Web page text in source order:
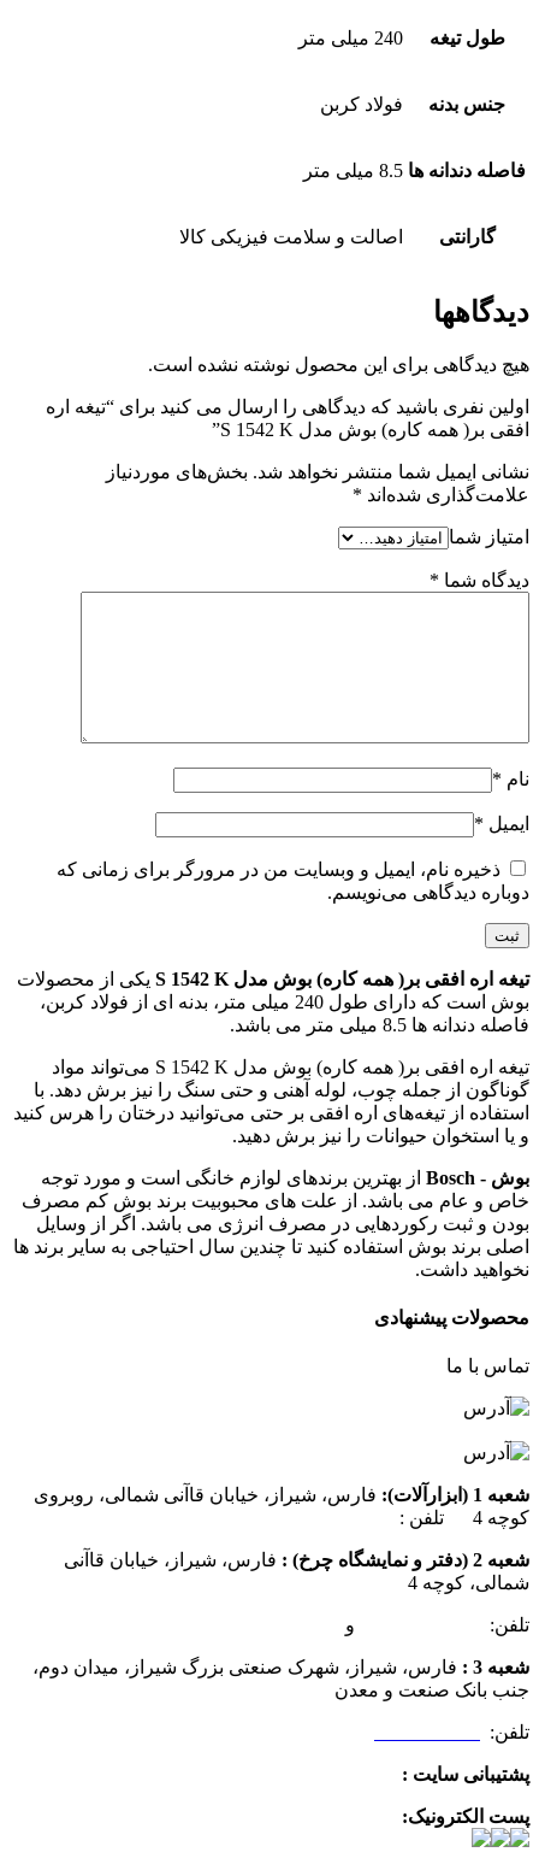
طول تیغه 240 میلی متر
جنس بدنه فولاد کربن
فاصله دندانه ها 8.5 میلی متر
گارانتی اصالت و سلامت فیزیکی کالا
دیدگاهها
هیچ دیدگاهی برای این محصول نوشته نشده است.
اولین نفری باشید که دیدگاهی را ارسال می کنید برای “تیغه اره
افقی بر( همه کاره) بوش مدل S 1542 K”
نشانی ایمیل شما منتشر نخواهد شد. بخش‌های موردنیاز
علامت‌گذاری شده‌اند *
امتیاز شما
دیدگاه شما *
نام *
ایمیل *
ذخیره نام، ایمیل و وبسایت من در مرورگر برای زمانی که
دوباره دیدگاهی می‌نویسم.
تیغه اره افقی بر( همه کاره) بوش مدل S 1542 K
یکی از محصولات
بوش است که دارای طول 240 میلی متر، بدنه ای از فولاد کربن،
فاصله دندانه ها 8.5 میلی متر می باشد.
تیغه اره افقی بر( همه کاره) بوش مدل S 1542 K می‌تواند مواد
گوناگون از جمله چوب، لوله آهنی و حتی سنگ را نیز برش دهد. با
استفاده از تیغه‌های اره افقی بر حتی می‌توانید درختان را هرس کنید
و یا استخوان حیوانات را نیز برش دهید.
بوش - Bosch
از بهترین برندهای لوازم خانگی است و مورد توجه
خاص و عام می باشد. از علت های محبوبیت برند بوش کم مصرف
بودن و ثبت رکوردهایی در مصرف انرژی می باشد. اگر از وسایل
اصلی برند بوش استفاده کنید تا چندین سال احتیاجی به سایر برند ها
نخواهید داشت.
محصولات پیشنهادی
تماس با ما
شعبه 1 (ابزارآلات):
فارس، شیراز، خیابان قاآنی شمالی، روبروی
کوچه 4 تلفن :
شعبه 2 (دفتر و نمایشگاه چرخ) :
فارس، شیراز، خیابان قاآنی
شمالی، کوچه 4
تلفن: و
شعبه 3 :
فارس، شیراز، شهرک صنعتی بزرگ شیراز، میدان دوم،
جنب بانک صنعت و معدن
تلفن:
پشتیبانی سایت :
پست الکترونیک: